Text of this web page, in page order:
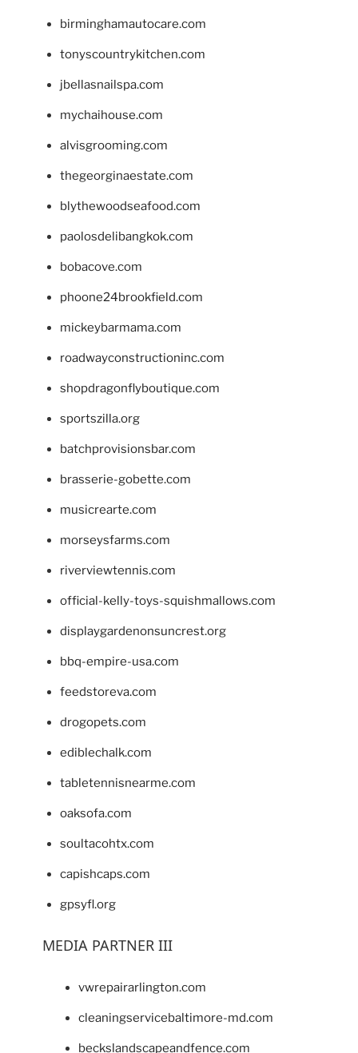
birminghamautocare.com
tonyscountrykitchen.com
jbellasnailspa.com
mychaihouse.com
alvisgrooming.com
thegeorginaestate.com
blythewoodseafood.com
paolosdelibangkok.com
bobacove.com
phoone24brookfield.com
mickeybarmama.com
roadwayconstructioninc.com
shopdragonflyboutique.com
sportszilla.org
batchprovisionsbar.com
brasserie-gobette.com
musicrearte.com
morseysfarms.com
riverviewtennis.com
official-kelly-toys-squishmallows.com
displaygardenonsuncrest.org
bbq-empire-usa.com
feedstoreva.com
drogopets.com
ediblechalk.com
tabletennisnearme.com
oaksofa.com
soultacohtx.com
capishcaps.com
gpsyfl.org
MEDIA PARTNER III
vwrepairarlington.com
cleaningservicebaltimore-md.com
beckslandscapeandfence.com